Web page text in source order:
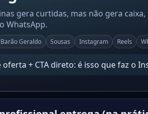
gera curtidas, mas não gera
WhatsApp.
Barão Geraldo Sousas Instagram Reels
oferta + CTA direto: é isso que faz o